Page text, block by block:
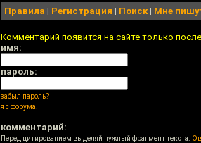
Правила | Регистрация | Поиск| Мне
Комментарий появится на сайте только
имя:
пароль:
забыл пароль?
я с форума!
комментарий:
Перед цитированием выделяй нужный фрагмент текста.